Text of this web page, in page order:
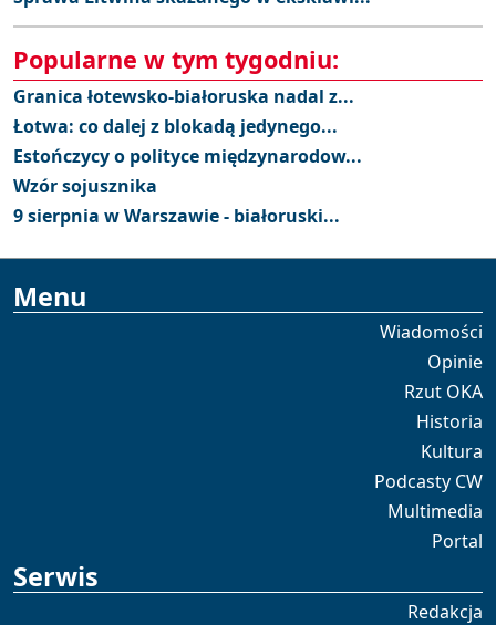
Popularne w tym tygodniu:
Granica łotewsko-białoruska nadal z...
Łotwa: co dalej z blokadą jedynego...
Estończycy o polityce międzynarodow...
Wzór sojusznika
9 sierpnia w Warszawie - białoruski...
Menu
Wiadomości
Opinie
Rzut OKA
Historia
Kultura
Podcasty CW
Multimedia
Portal
Serwis
Redakcja